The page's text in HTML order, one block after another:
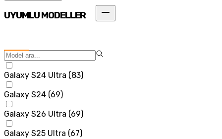
UYUMLU MODELLER
Galaxy S24 Ultra (83)
Galaxy S24 (69)
Galaxy S26 Ultra (69)
Galaxy S25 Ultra (67)